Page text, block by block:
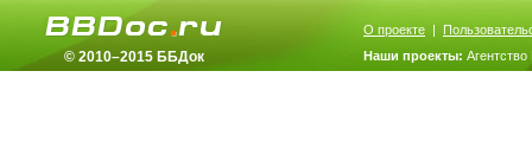
© 2010–2015 ББДок
О проекте |
Наши проекты: